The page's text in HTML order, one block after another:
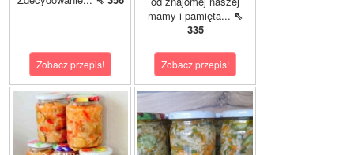
Zobacz przepis!
mamy i pamięta... ⇖
335
Zobacz przepis!